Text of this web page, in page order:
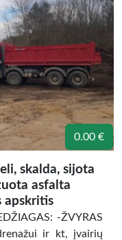
0.00 €
skalda, sijota
asfalta
apskritis
-ŽVYRAS
ir kt, įvairių